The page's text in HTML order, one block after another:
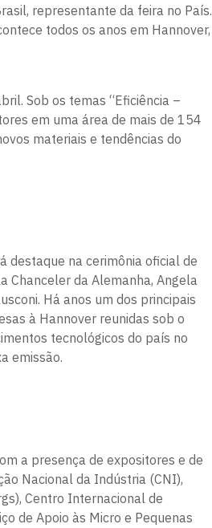
representante da feira no País.
todos os anos em Hannover,
Sob os temas “Eficiência –
em uma área de mais de 154
materiais e tendências do
destaque na cerimônia oficial de
Chanceler da Alemanha, Angela
Há anos um dos principais
à Hannover reunidas sob o
tecnológicos do país no
emissão.
a presença de expositores e de
Nacional da Indústria (CNI),
Centro Internacional de
de Apoio às Micro e Pequenas